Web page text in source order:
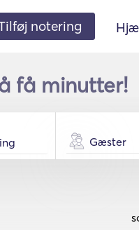
notering
få minutter!
Gæster